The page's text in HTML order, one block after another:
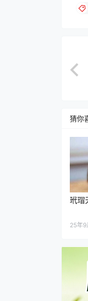
猜你
玳瑁
25年9